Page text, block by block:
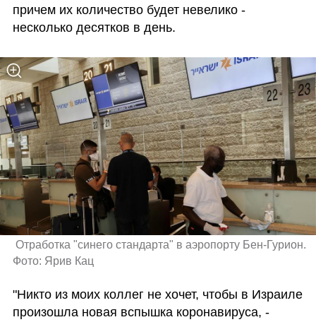
причем их количество будет невелико -
несколько десятков в день.
Фото: Ярив Кац
"Никто из моих коллег не хочет, чтобы в Израиле
произошла новая вспышка коронавируса, -